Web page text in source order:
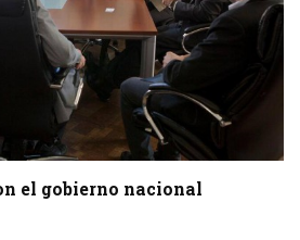
el gobierno nacional